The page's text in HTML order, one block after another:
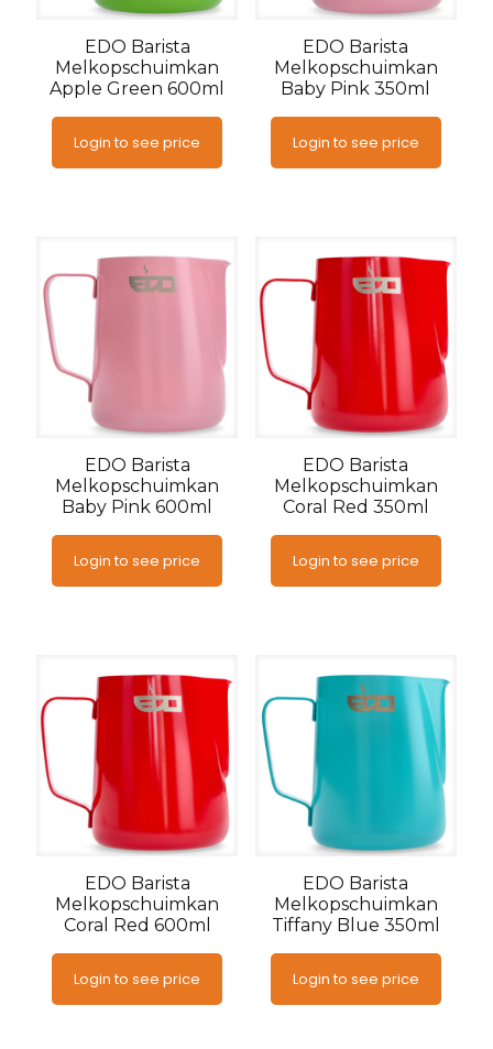
EDO Barista
Melkopschuimkan
Apple Green 600ml
Login to see price
EDO Barista
Melkopschuimkan
Baby Pink 350ml
Login to see price
EDO Barista
Melkopschuimkan
Baby Pink 600ml
Login to see price
EDO Barista
Melkopschuimkan
Coral Red 350ml
Login to see price
EDO Barista
Melkopschuimkan
Coral Red 600ml
Login to see price
EDO Barista
Melkopschuimkan
Tiffany Blue 350ml
Login to see price